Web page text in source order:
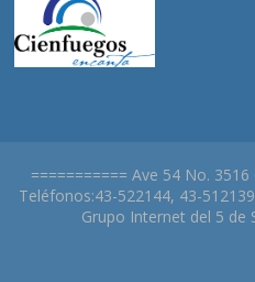
=========== Ave 54 No.
Teléfonos:43-522144, 43-
Grupo Internet del 5 de